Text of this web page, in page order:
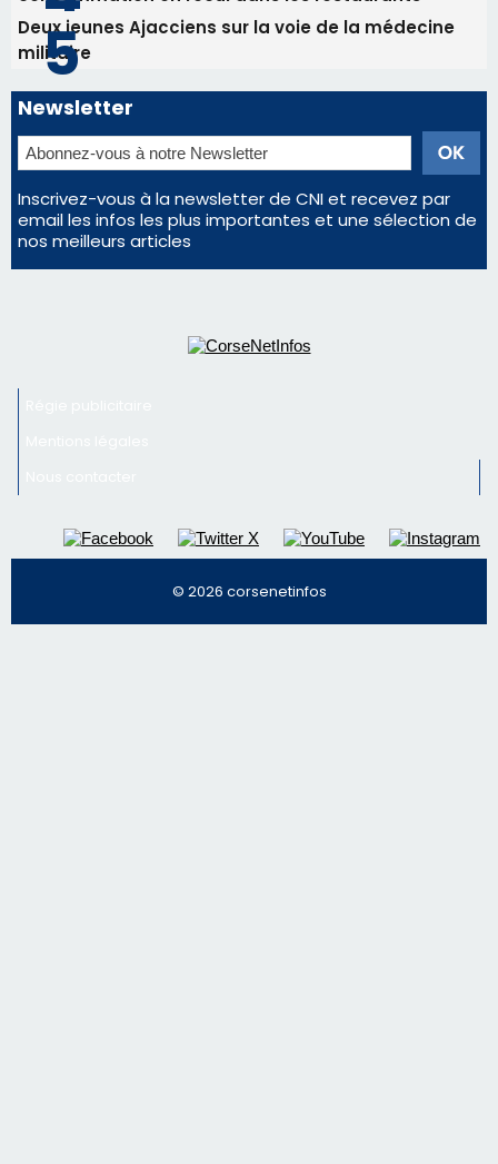
Deux jeunes Ajacciens sur la voie de la médecine
militaire
Newsletter
Inscrivez-vous à la newsletter de CNI et recevez par
email les infos les plus importantes et une sélection de
nos meilleurs articles
© 2026 corsenetinfos